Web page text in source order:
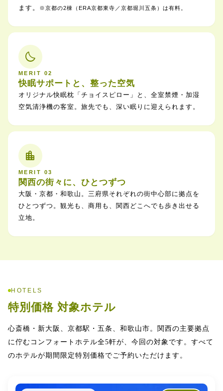
ます。
※京都の2棟（ERA京都東寺／京都堀川五条）は有料。
bedtime
MERIT 02
快眠サポートと、整った空気
オリジナル快眠枕「チョイスピロー」と、全室禁煙・加湿
空気清浄機の客室。旅先でも、深い眠りに迎えられます。
location_city
MERIT 03
関西の街々に、ひとつずつ
大阪・京都・和歌山。三府県それぞれの街中心部に拠点を
ひとつずつ。観光も、商用も、関西どこへでも歩き出せる
立地。
HOTELS
特別価格 対象ホテル
心斎橋・新大阪、京都駅・五条、和歌山市。関西の主要拠点
に佇むコンフォートホテル全5軒が、今回の対象です。すべて
のホテルが期間限定特別価格でご予約いただけます。